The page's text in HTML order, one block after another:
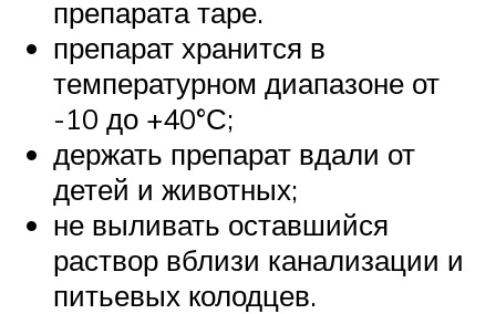
препарата таре.
препарат хранится в
температурном диапазоне от
-10 до +40°С;
держать препарат вдали от
детей и животных;
не выливать оставшийся
раствор вблизи канализации и
питьевых колодцев.